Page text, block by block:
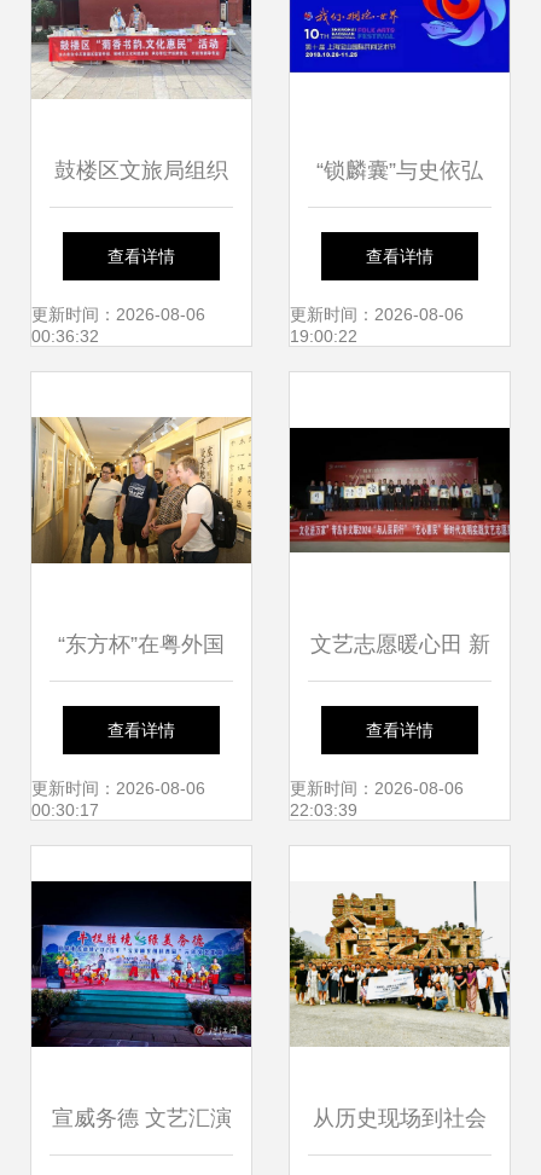
略
鼓楼区文旅局组织
开展文化惠民活动
搭建文化艺术交流
查看详情
更新时间：2026-08-06
00:36:32
“锁麟囊”与史依弘
携手三场演出 伟长
楼文化盛宴即将开
查看详情
更新时间：2026-08-06
19:00:22
“东方杯”在粤外国
人汉字书法大赛颁
奖典礼在深圳成功
查看详情
更新时间：2026-08-06
00:30:17
文艺志愿暖心田 新
时代文明实践走进
岑李家村
查看详情
更新时间：2026-08-06
22:03:39
宣威务德 文艺汇演 从历史现场到社会